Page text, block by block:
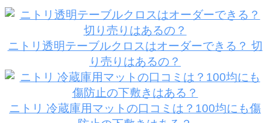
ニトリ透明テーブルクロスはオーダーできる？ 切
り売りはあるの？
ニトリ 冷蔵庫用マットの口コミは？100均にも傷